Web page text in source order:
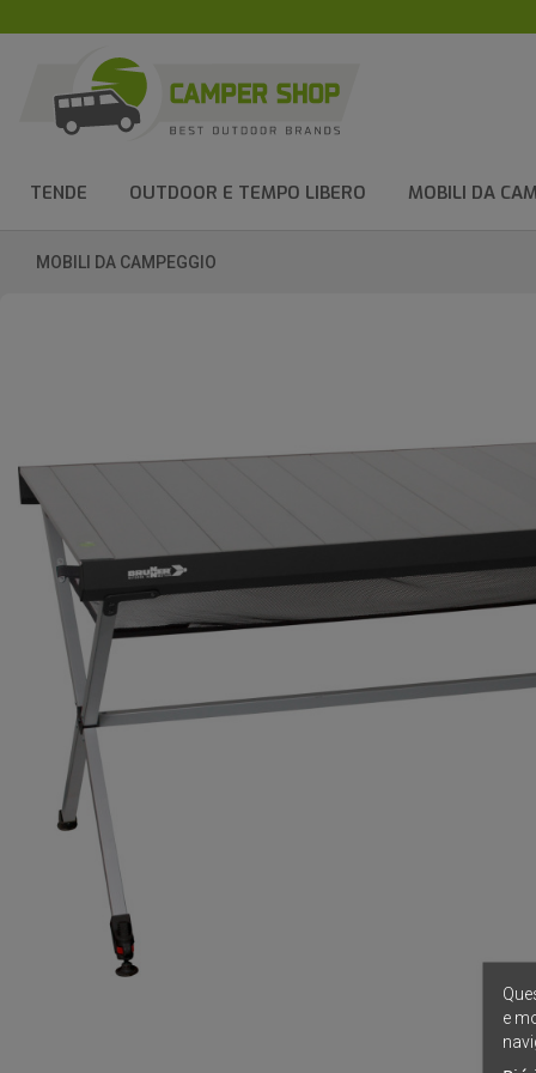
TENDE OUTDOOR E TEMPO LIBERO MOBILI DA
MOBILI DA CAMPEGGIO
e